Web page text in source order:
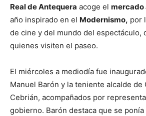
Real de Antequera acoge el mercado
año inspirado en el Modernismo, por
de cine y del mundo del espectáculo,
quienes visiten el paseo.
El miércoles a mediodía fue
Manuel Barón y la teniente alcalde de
Cebrián, acompañados por
gobierno. Barón destaca que se ponía